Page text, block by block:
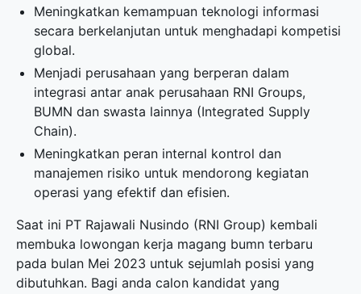
Meningkatkan kemampuan teknologi informasi
secara berkelanjutan untuk menghadapi kompetisi
global.
Menjadi perusahaan yang berperan dalam
integrasi antar anak perusahaan RNI Groups,
BUMN dan swasta lainnya (Integrated Supply
Chain).
Meningkatkan peran internal kontrol dan
manajemen risiko untuk mendorong kegiatan
operasi yang efektif dan efisien.
Saat ini PT Rajawali Nusindo (RNI Group) kembali
membuka lowongan kerja magang bumn terbaru
pada bulan Mei 2023 untuk sejumlah posisi yang
dibutuhkan. Bagi anda calon kandidat yang